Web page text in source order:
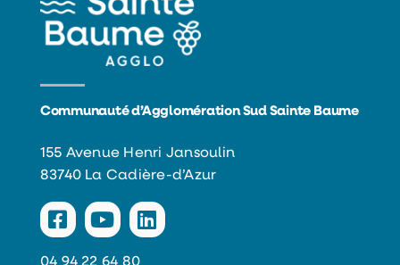
Communauté d’Agglomération Sud Sainte Baume
155 Avenue Henri Jansoulin
83740 La Cadière-d’Azur